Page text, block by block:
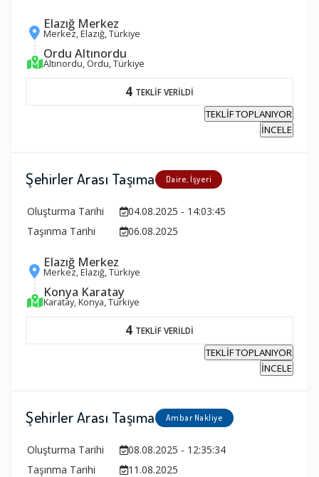
Elazığ Merkez
Merkez, Elazığ, Türkiye
Ordu Altınordu
Altınordu, Ordu, Türkiye
4 TEKLİF VERİLDİ
TEKLİF TOPLANIYOR
İNCELE
Şehirler Arası Taşıma Daire, İşyeri
Oluşturma Tarihi
04.08.2025 - 14:03:45
Taşınma Tarihi
06.08.2025
Elazığ Merkez
Merkez, Elazığ, Türkiye
Konya Karatay
Karatay, Konya, Türkiye
4 TEKLİF VERİLDİ
TEKLİF TOPLANIYOR
İNCELE
Şehirler Arası Taşıma Ambar Nakliye
Oluşturma Tarihi
08.08.2025 - 12:35:34
Taşınma Tarihi
11.08.2025